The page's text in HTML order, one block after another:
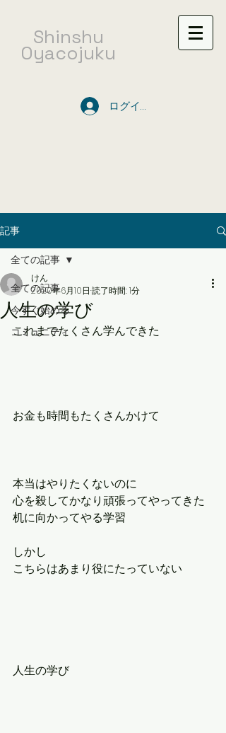
​Shinshu
Oyacojuku
ログイン
記事
全ての記事
今すぐ始める
コミュニティ
全ての記事
人生の学び
けん
2020年6月10日 読了時間: 1分
これまでたくさん学んできた
お金も時間もたくさんかけて
本当はやりたくないのに
心を殺してかなり頑張ってやってきた
机に向かってやる学習
しかし
こちらはあまり役にたっていない
人生の学び